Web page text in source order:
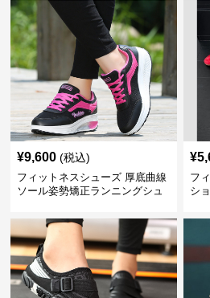
¥9,600 (税込)
フィットネスシューズ 厚底曲線
ソール姿勢矯正ランニングシュ
¥
フ
シ